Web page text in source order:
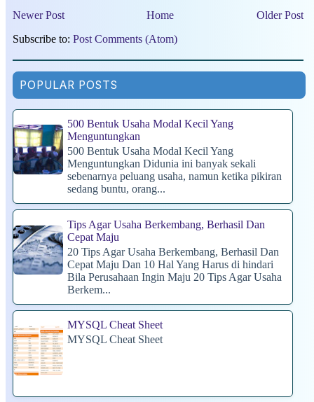
Newer Post Older Post
Home
Subscribe to: Post Comments (Atom)
POPULAR POSTS
500 Bentuk Usaha Modal Kecil Yang
Menguntungkan
500 Bentuk Usaha Modal Kecil Yang
Menguntungkan Didunia ini banyak sekali
sebenarnya peluang usaha, namun ketika pikiran
sedang buntu, orang...
Tips Agar Usaha Berkembang, Berhasil Dan
Cepat Maju
20 Tips Agar Usaha Berkembang, Berhasil Dan
Cepat Maju Dan 10 Hal Yang Harus di hindari
Bila Perusahaan Ingin Maju 20 Tips Agar Usaha
Berkem...
MYSQL Cheat Sheet
MYSQL Cheat Sheet